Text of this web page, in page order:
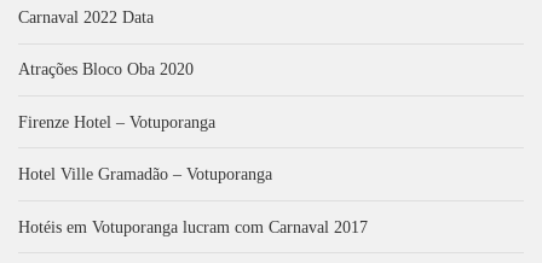
Carnaval 2022 Data
Atrações Bloco Oba 2020
Firenze Hotel – Votuporanga
Hotel Ville Gramadão – Votuporanga
Hotéis em Votuporanga lucram com Carnaval 2017